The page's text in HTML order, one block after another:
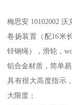
梅思安 10102002 沃
卷扬装置（配16米
锌钢绳），滑轮，
铝合金材质，简单
具有很大高度指示
大限度；